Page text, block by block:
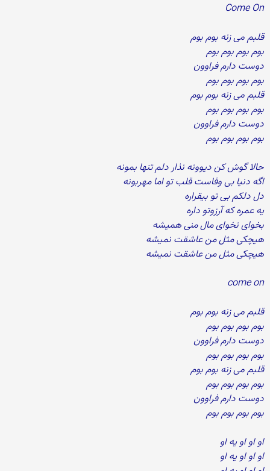
Come On
قلبم می زنه بوم بوم
بوم بوم بوم بوم
دوست دارم فراوون
بوم بوم بوم بوم
قلبم می زنه بوم بوم
بوم بوم بوم بوم
دوست دارم فراوون
بوم بوم بوم بوم
حالا گوش کن دیوونه نذار دلم تنها بمونه
اگه دنیا بی وفاست قلب تو اما مهربونه
دل دلکم بی تو بیقراره
یه عمره که آرزوتو داره
بخوای نخوای مال منی همیشه
هیچکی مثل من عاشقت نمیشه
هیچکی مثل من عاشقت نمیشه
come on
قلبم می زنه بوم بوم
بوم بوم بوم بوم
دوست دارم فراوون
بوم بوم بوم بوم
قلبم می زنه بوم بوم
بوم بوم بوم بوم
دوست دارم فراوون
بوم بوم بوم بوم
او او او یه او
او او او یه او